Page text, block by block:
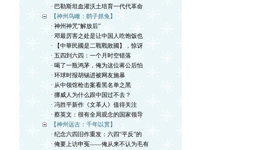
· 巴勒斯坦血灌沃土培育一代代革命
【神州鸟瞰：鹞子抓兔】
· 神州神咒“解放后”
· 邓最厉害之处是让中国人吃饱饭也
· 【中華民國是二戰戰敗國】，惊讶
· 五四到六四：一个月时空错落
· 喝了一瓶鸿茅，俺为这位蒋公后怕
· 环球时报胡锡进被网友施暴
· 从中领馆枪击案看黑名单之黑
· 挪威人为什么跟中国过不去？
· 冯胜平新作《文革人》值得关注
· 蔡英文：很有全局观念的国家领导
【神州远古：千年以贯】
· 纪念六四旧作重发：六四“平反”的
· 俺要上访申冤——俺从来不认为毛有